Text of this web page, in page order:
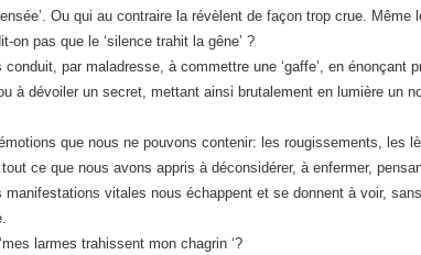
Ou qui au contraire la révèlent de façon trop crue. Même
on pas que le ‘silence trahit la gêne’ ?
conduit, par maladresse, à commettre une ‘gaffe’, en énonçant
à dévoiler un secret, mettant ainsi brutalement en lumière un
que nous ne pouvons contenir: les rougissements, les
ce que nous avons appris à déconsidérer, à enfermer,
manifestations vitales nous échappent et se donnent à voir,
larmes trahissent mon chagrin ‘?